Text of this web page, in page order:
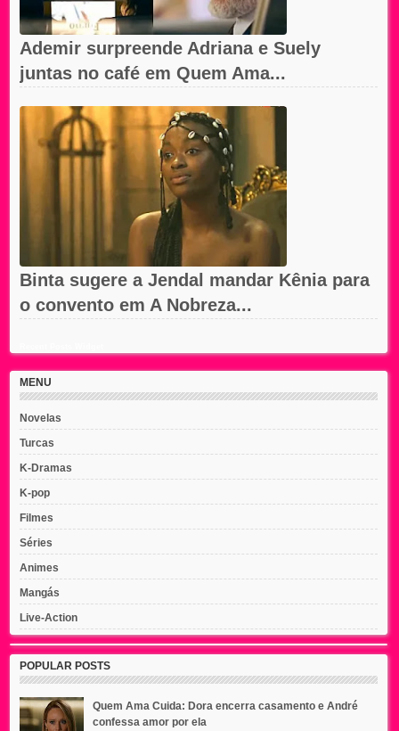
Ademir surpreende Adriana e Suely
juntas no café em Quem Ama...
Binta sugere a Jendal mandar Kênia para
o convento em A Nobreza...
MENU
Novelas
Turcas
K-Dramas
K-pop
Filmes
Séries
Animes
Mangás
Live-Action
POPULAR POSTS
Quem Ama Cuida: Dora encerra casamento e André
confessa amor por ela